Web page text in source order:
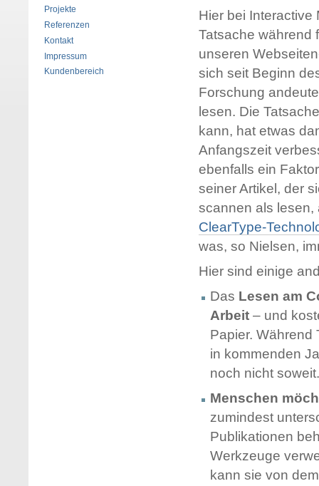
Projekte
Referenzen
Kontakt
Impressum
Kundenbereich
Hier bei Interactive
Tatsache während
unseren
sich seit Beginn
Forschung
lesen. Die
kann, hat etwas
Anfangszeit
ebenfalls ein
seiner Artikel, der
scannen als lesen,
ClearType-
was, so Nielsen,
Hier sind einige
Das Lesen am
Arbeit – und
Papier. Während
in kommenden
noch nicht
Menschen
zumindest
Publikationen
Werkzeuge
kann sie von